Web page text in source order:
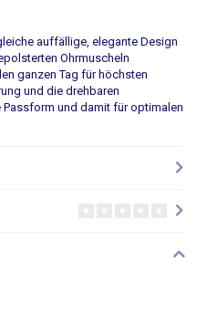
auffällige, elegante Design
Ohrmuscheln
ganzen Tag für höchsten
und die drehbaren
und damit für optimalen